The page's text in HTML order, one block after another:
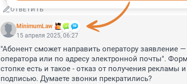
ОТВЕТИТЬ
MinimumLaw
15 апреля 2025, 06:27
"Абонент сможет направить оператору
оператора или по адресу электронной почты".
стопке есть и такое - отказ от получения
подписью. Думаете звонки прекратились?